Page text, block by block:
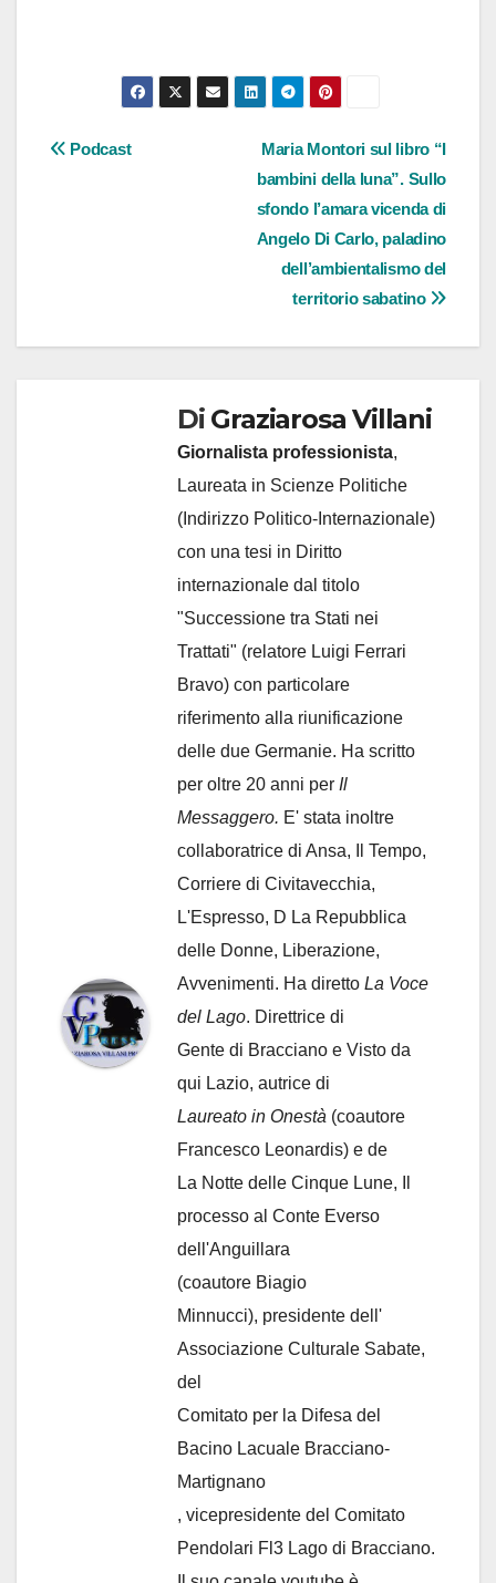
Navigazione
Maria Montori sul libro “I
bambini della luna”. Sullo
sfondo l’amara vicenda di
Angelo Di Carlo, paladino
dell’ambientalismo del
territorio sabatino
Podcast
Di Graziarosa Villani
Giornalista professionista,
Laureata in Scienze Politiche
(Indirizzo Politico-Internazionale)
con una tesi in Diritto
internazionale dal titolo
"Successione tra Stati nei
Trattati" (relatore Luigi Ferrari
Bravo) con particolare
riferimento alla riunificazione
delle due Germanie. Ha scritto
per oltre 20 anni per Il
Messaggero. E' stata inoltre
collaboratrice di Ansa, Il Tempo,
Corriere di Civitavecchia,
L'Espresso, D La Repubblica
delle Donne, Liberazione,
Avvenimenti. Ha diretto La Voce
del Lago. Direttrice di
Gente di Bracciano e Visto da
qui Lazio, autrice di
Laureato in Onestà (coautore
Francesco Leonardis) e de
La Notte delle Cinque Lune, Il
processo al Conte Everso
dell'Anguillara
(coautore Biagio
Minnucci), presidente dell'
Associazione Culturale Sabate,
del
Comitato per la Difesa del
Bacino Lacuale Bracciano-
Martignano
, vicepresidente del Comitato
Pendolari Fl3 Lago di Bracciano.